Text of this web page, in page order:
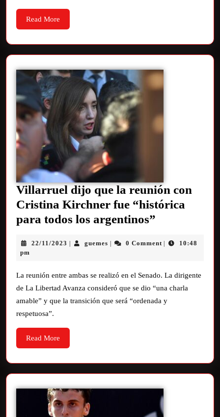
Read More
Villarruel dijo que la reunión con
Cristina Kirchner fue “histórica
para todos los argentinos”
22/11/2023 guemes 0 Comment
10:48
pm
La reunión entre ambas se realizó en el Senado. La dirigente
de La Libertad Avanza consideró que se dio “una charla
amable” y que la transición que será “ordenada y
respetuosa”.
Read More